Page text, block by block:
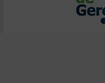
Mercado hispano de EE.